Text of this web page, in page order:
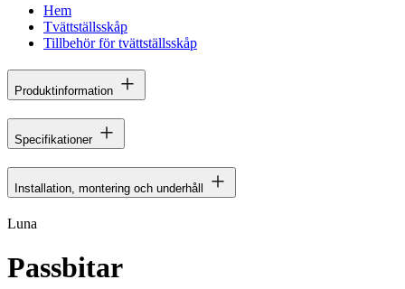
Hem
Tvättställsskåp
Tillbehör för tvättställsskåp
Produktinformation
Specifikationer
Installation, montering och underhåll
Luna
Passbitar